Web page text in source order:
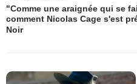
"Comme une araignée qui se
comment Nicolas Cage s'est
Noir